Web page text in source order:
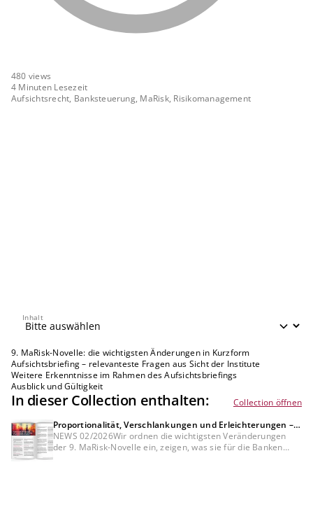
480 views
4 Minuten Lesezeit
Aufsichtsrecht, Banksteuerung, MaRisk, Risikomanagement
Inhalt
Inhalt
9. MaRisk-Novelle: die wichtigsten Änderungen in Kurzform
Aufsichtsbriefing – relevanteste Fragen aus Sicht der Institute
Weitere Erkenntnisse im Rahmen des Aufsichtsbriefings
Ausblick und Gültigkeit
In dieser Collection enthalten:
Collection öffnen
Proportionalität, Verschlankungen und Erleichterungen –
was bedeutet die 9. MaRisk-Novelle für die Banken?
NEWS 02/2026Wir ordnen die wichtigsten Veränderungen
der 9. MaRisk-Novelle ein, zeigen, was sie für die Banken